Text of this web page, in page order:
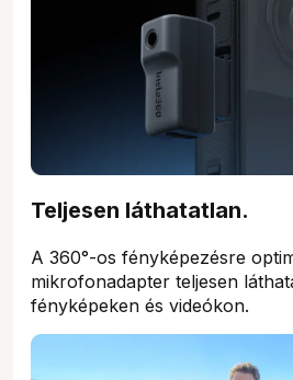
Teljesen láthatatlan.
A 360°-os fényképezésre
mikrofonadapter teljesen
fényképeken és videókon.